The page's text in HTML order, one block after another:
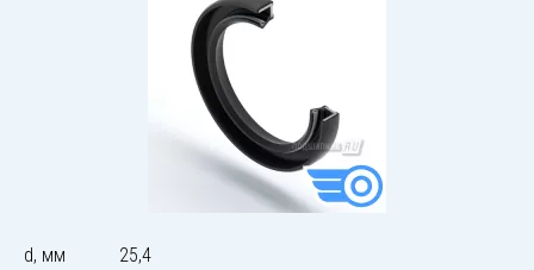
d, мм
25,4